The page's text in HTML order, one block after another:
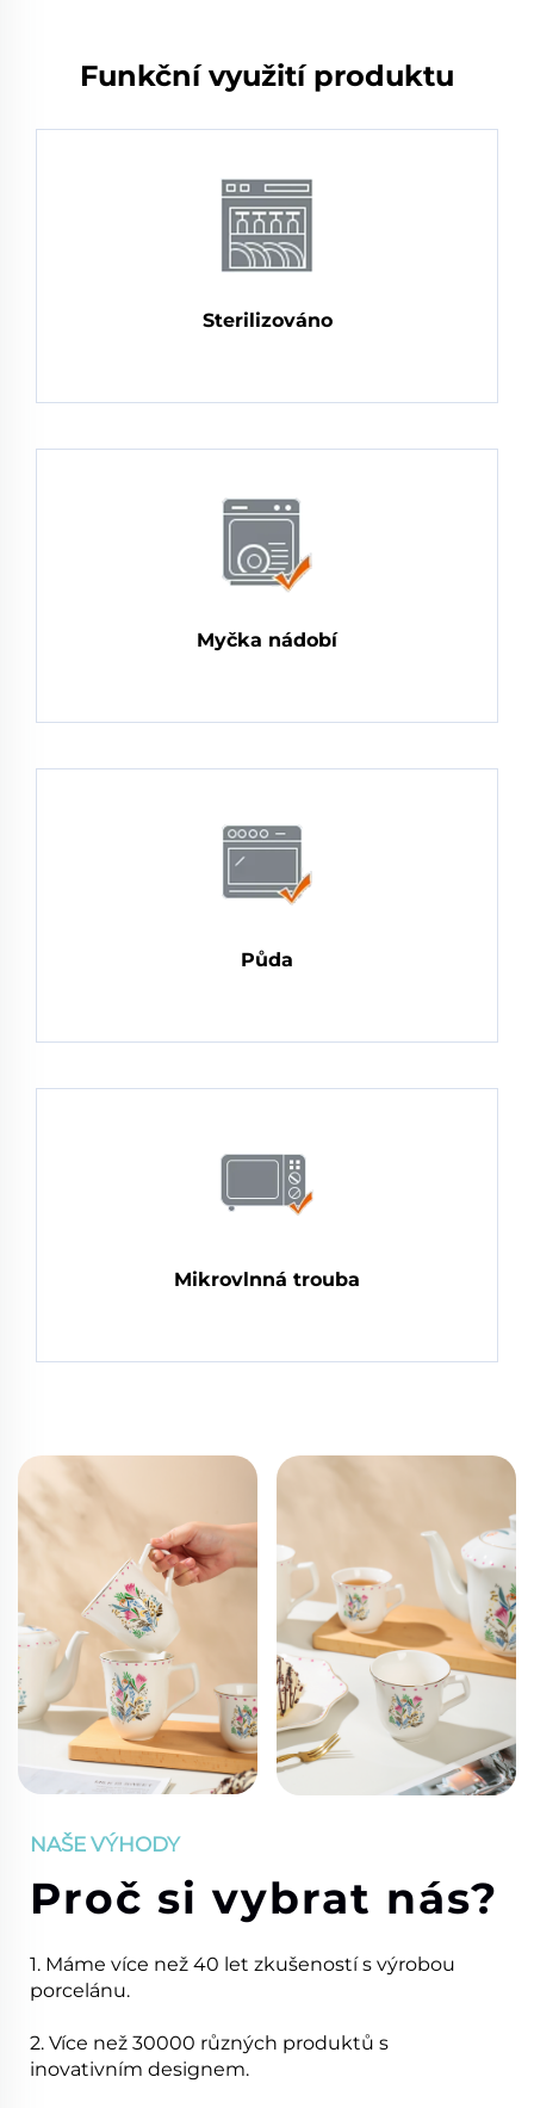
Funkční využití produktu
Sterilizováno
Myčka nádobí
Půda
Mikrovlnná trouba
NAŠE VÝHODY
Proč si vybrat nás?
1. Máme více než 40 let zkušeností s výrobou
porcelánu.
2. Více než 30000 různých produktů s
inovativním designem.